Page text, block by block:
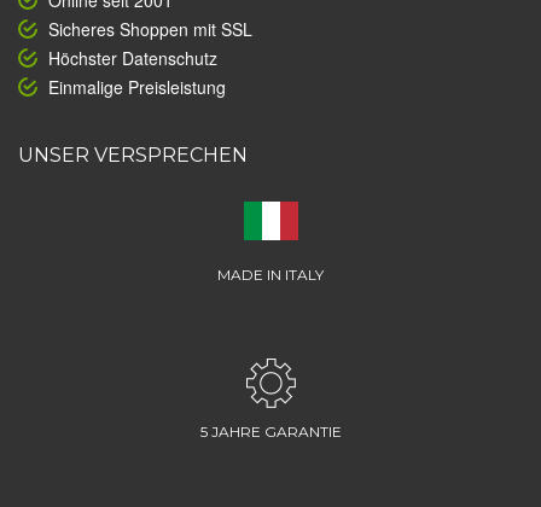
Sicheres Shoppen mit SSL
Höchster Datenschutz
Einmalige Preisleistung
UNSER VERSPRECHEN
MADE IN ITALY
5 JAHRE GARANTIE